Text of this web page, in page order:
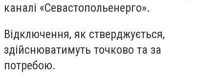
каналі «Севастопольенерго».
Відключення, як стверджується,
здійснюватимуть точково та за
потребою.